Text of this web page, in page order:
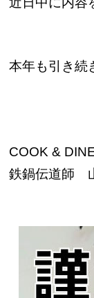
本年も引き続
COOK &
鉄鍋伝道師